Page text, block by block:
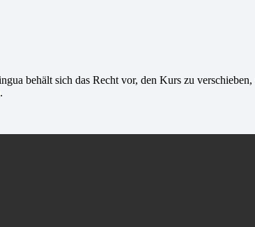
behält sich das Recht vor, den Kurs zu
.